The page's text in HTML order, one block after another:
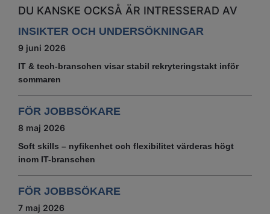
DU KANSKE OCKSÅ ÄR INTRESSERAD AV
INSIKTER OCH UNDERSÖKNINGAR
9 juni 2026
IT & tech‑branschen visar stabil rekryteringstakt inför
sommaren
FÖR JOBBSÖKARE
8 maj 2026
Soft skills – nyfikenhet och flexibilitet värderas högt
inom IT-branschen
FÖR JOBBSÖKARE
7 maj 2026